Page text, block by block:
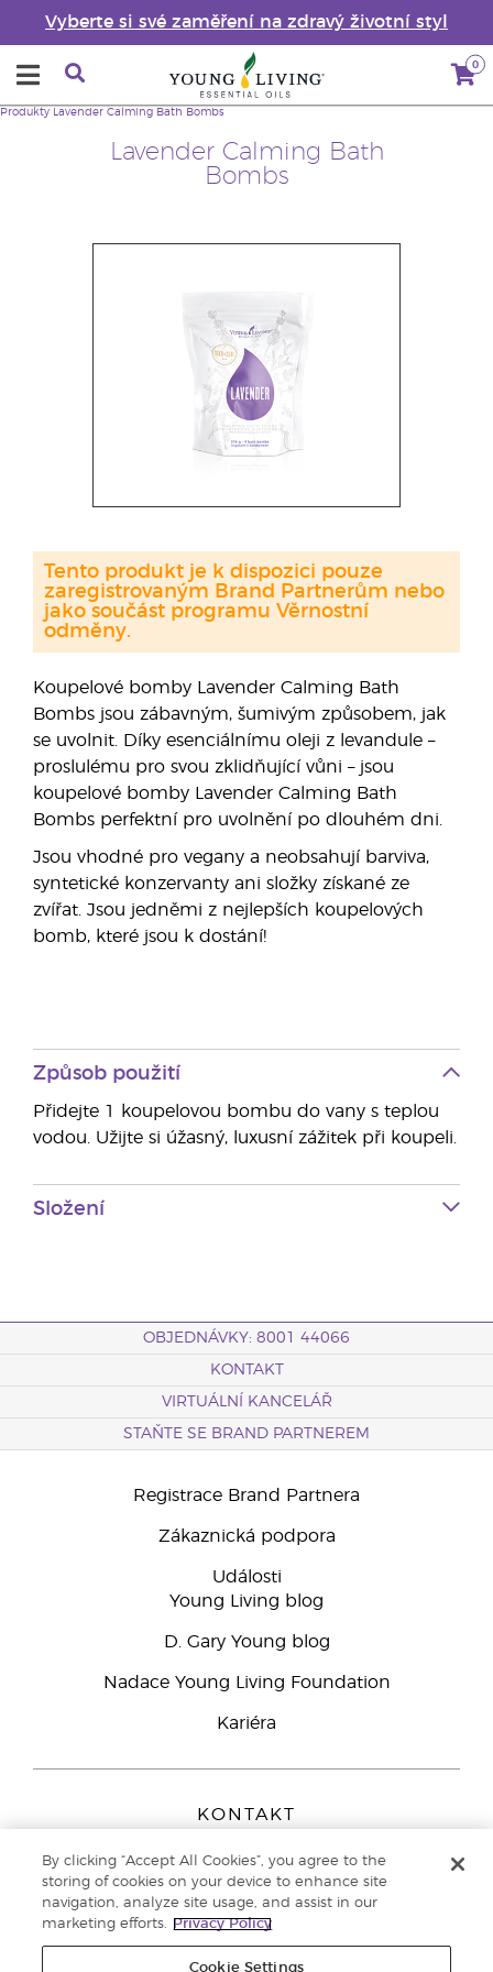
Vyberte si své zaměření na zdravý životní styl
0
Lavender Calming Bath
Bombs
Produkty Lavender Calming Bath Bombs
Koupelové bomby Lavender Calming Bath
Bombs jsou zábavným, šumivým způsobem, jak
se uvolnit. Díky esenciálnímu oleji z levandule –
proslulému pro svou zklidňující vůni – jsou
koupelové bomby Lavender Calming Bath
Bombs perfektní pro uvolnění po dlouhém dni.
Jsou vhodné pro vegany a neobsahují barviva,
syntetické konzervanty ani složky získané ze
zvířat. Jsou jedněmi z nejlepších koupelových
bomb, které jsou k dostání!
Tento produkt je k dispozici pouze
zaregistrovaným Brand Partnerům nebo
jako součást programu Věrnostní
odměny.
Způsob použití
Přidejte 1 koupelovou bombu do vany s teplou
vodou. Užijte si úžasný, luxusní zážitek při koupeli.
Složení
OBJEDNÁVKY: 8001 44066
KONTAKT
VIRTUÁLNÍ KANCELÁŘ
STAŇTE SE BRAND PARTNEREM
Registrace Brand Partnera
Zákaznická podpora
Události
Young Living blog
D. Gary Young blog
Nadace Young Living Foundation
Kariéra
KONTAKT
Peizerweg 97
9727 AJ Groningen
Netherlands
Zákaznická podpora800 144 066
By clicking “Accept All Cookies”, you agree to the
storing of cookies on your device to enhance site
navigation, analyze site usage, and assist in our
marketing efforts.
Privacy Policy
Cookie Settings